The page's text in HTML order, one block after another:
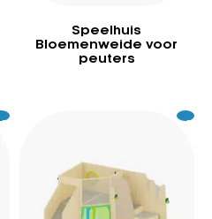
Speelhuis
Bloemenweide voor
peuters
5.849
Excl.
Excl.